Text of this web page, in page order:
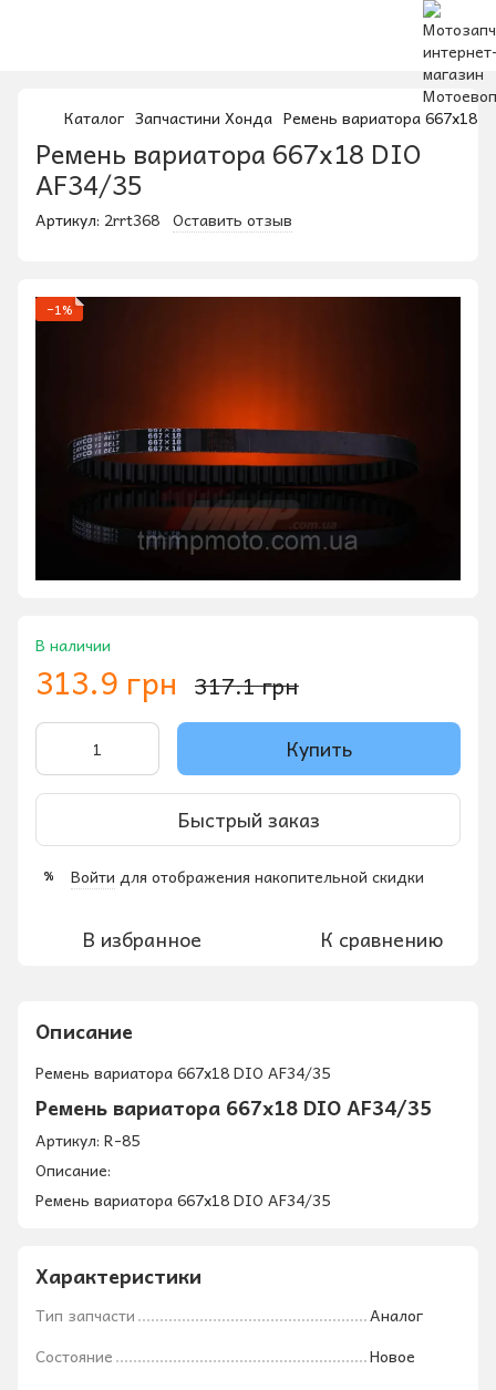
Каталог Запчастини Хонда Ремень вариатора 667x18
Ремень вариатора 667x18 DIO
AF34/35
Артикул: 2rrt368 Оставить отзыв
−1%
В наличии
313.9 грн 317.1 грн
Купить
Быстрый заказ
% Войти для отображения накопительной скидки
В избранное К сравнению
Описание
Ремень вариатора 667x18 DIO AF34/35
Ремень вариатора 667x18 DIO AF34/35
Артикул: R-85
Описание:
Ремень вариатора 667x18 DIO AF34/35
Характеристики
Тип запчасти
Аналог
Состояние
Новое